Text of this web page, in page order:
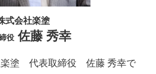
式会社楽塗
役佐藤 秀幸
楽塗 代表取締役 佐藤 秀幸で